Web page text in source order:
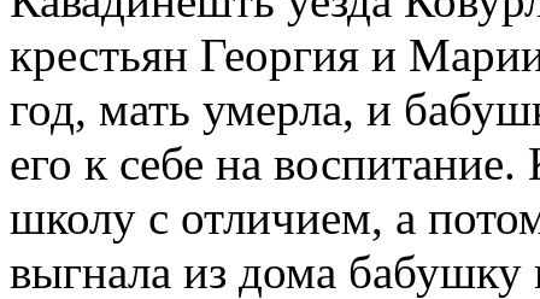
крестьян Георгия и
год, мать умерла, и
его к себе на
школу с отличием, а
выгнала из дома